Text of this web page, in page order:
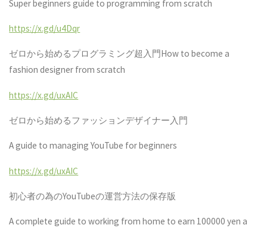
Super beginners guide to programming from scratch
https://x.gd/u4Dqr
ゼロから始めるプログラミング超入門How to become a
fashion designer from scratch
https://x.gd/uxAIC
ゼロから始めるファッションデザイナー入門
A guide to managing YouTube for beginners
https://x.gd/uxAIC
初心者の為のYouTubeの運営方法の保存版
A complete guide to working from home to earn 100000 yen a